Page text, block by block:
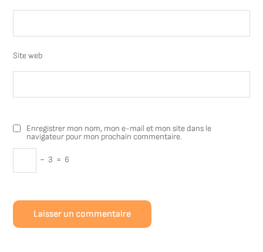
Site web
Enregistrer mon nom, mon e-mail et mon site dans le
navigateur pour mon prochain commentaire.
− 3 = 6